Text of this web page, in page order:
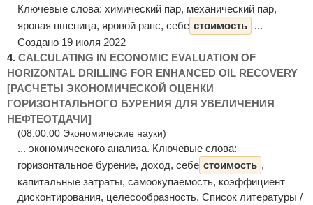
Ключевые слова: химический пар, механический пар,
яровая пшеница, яровой рапс, себе стоимость
...
Создано 19 июля 2022
4. CALCULATING IN ECONOMIC EVALUATION OF
HORIZONTAL DRILLING FOR ENHANCED OIL RECOVERY
[РАСЧЕТЫ ЭКОНОМИЧЕСКОЙ ОЦЕНКИ
ГОРИЗОНТАЛЬНОГО БУРЕНИЯ ДЛЯ УВЕЛИЧЕНИЯ
НЕФТЕОТДАЧИ]
(08.00.00 Экономические науки)
... экономического анализа. Ключевые слова:
горизонтальное бурение, доход, себе стоимость ,
капитальные затраты, самоокупаемость, коэффициент
дисконтирования, целесообразность. Список литературы /